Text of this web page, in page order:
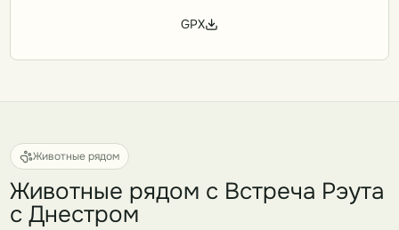
GPX
Животные рядом
Животные рядом с Встреча Рэута
с Днестром